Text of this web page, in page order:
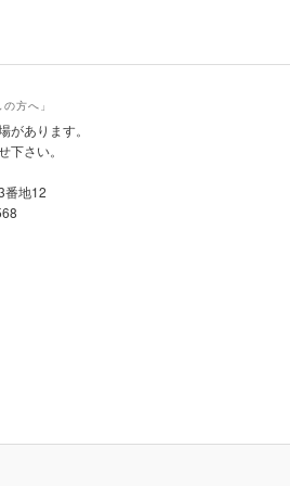
方へ」
があります。
下さい。
番地12